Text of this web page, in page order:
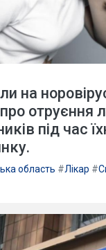
на
отруєння
під час
область #Лікар #